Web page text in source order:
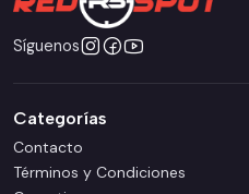
Síguenos
Categorías
Contacto
Términos y Condiciones